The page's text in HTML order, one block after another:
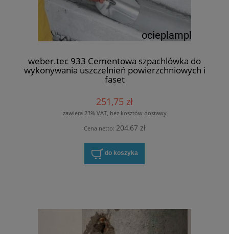
weber.tec 933 Cementowa szpachlówka do
wykonywania uszczelnień powierzchniowych i
faset
251,75 zł
zawiera 23% VAT, bez kosztów dostawy
Cena netto: 204,67 zł
do koszyka